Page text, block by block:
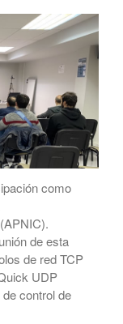
sobre la evolución
de
a la inteligencia
renueva el servidor
como
de esta
de red TCP
UDP
control de